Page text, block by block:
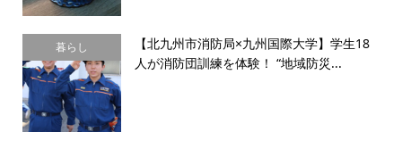
暮らし
【北九州市消防局×九州国際大学】学生18
人が消防団訓練を体験！ “地域防災...